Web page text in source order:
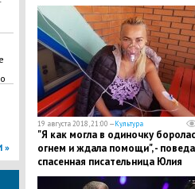
»
19 августа 2018, 21:00 —Культура
​"Я как могла в одиночку
огнем и ждала помощи", -
спасенная писательница Юлия
Шилова